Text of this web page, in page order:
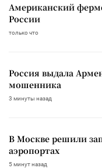
Американский
России
только что
Россия выдала
мошенника
3 минуты назад
В Москве решили
аэропортах
5 минут назад